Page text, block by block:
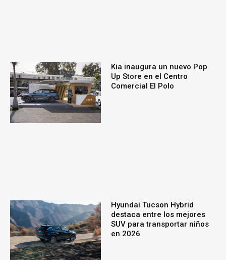
Kia inaugura un nuevo Pop
Up Store en el Centro
Comercial El Polo
Hyundai Tucson Hybrid
destaca entre los mejores
SUV para transportar niños
en 2026